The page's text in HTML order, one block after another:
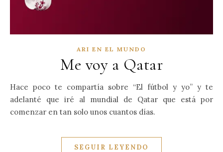
ARI EN EL MUNDO
Me voy a Qatar
Hace poco te compartía sobre “El fútbol y yo” y te
adelanté que iré al mundial de Qatar que está por
comenzar en tan solo unos cuantos días.
SEGUIR LEYENDO